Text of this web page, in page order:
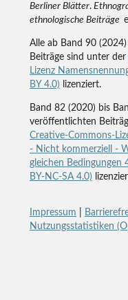
Berliner Blätter.
ethnologische Beiträge
Alle ab Band 90
Beiträge sind unter der
Lizenz
BY 4.0) lizenziert.
Band 82 (2020) bis
veröffentlichten
Creative-Commons-
- Nicht kommerziell -
gleichen Bedingungen
BY-NC-SA 4.0)
Impressum
Nutzungsstatistiken